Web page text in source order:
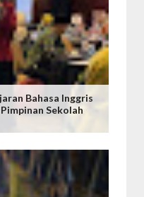
Bahasa Inggris
Sekolah